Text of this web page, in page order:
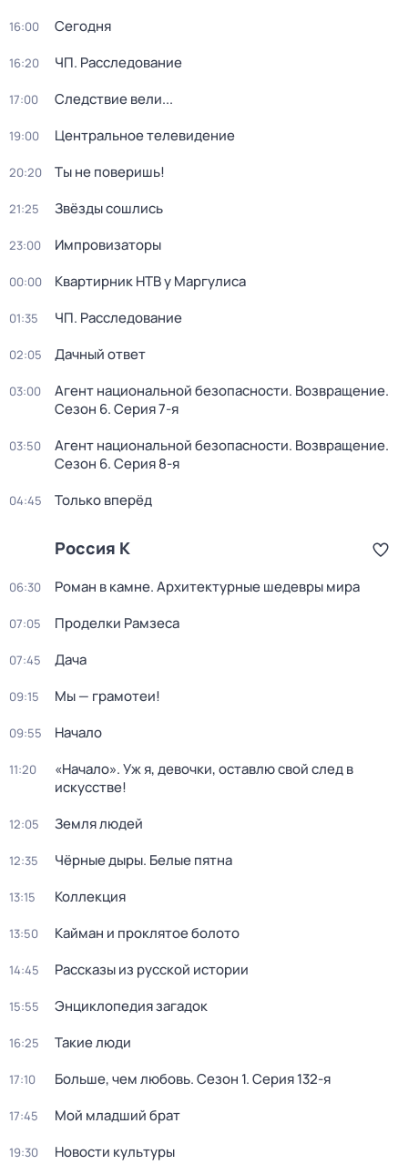
16:00 Сегодня
16:20 ЧП. Расследование
17:00 Следствие вели...
19:00 Центральное телевидение
20:20 Ты не поверишь!
21:25 Звёзды сошлись
23:00 Импровизаторы
00:00 Квартирник НТВ у Маргулиса
01:35 ЧП. Расследование
02:05 Дачный ответ
03:00 Агент национальной безопасности. Возвращение.
Сезон 6. Серия 7-я
03:50 Агент национальной безопасности. Возвращение.
Сезон 6. Серия 8-я
04:45 Только вперёд
Россия К
06:30 Роман в камне. Архитектурные шедевры мира
07:05 Проделки Рамзеса
07:45 Дача
09:15 Мы — грамотеи!
09:55 Начало
11:20
«Начало». Уж я, девочки, оставлю свой след в
искусстве!
12:05 Земля людей
12:35 Чёрные дыры. Белые пятна
13:15 Коллекция
13:50 Кайман и проклятое болото
14:45 Рассказы из русской истории
15:55 Энциклопедия загадок
16:25 Такие люди
17:10 Больше, чем любовь. Сезон 1. Серия 132-я
17:45 Мой младший брат
19:30 Новости культуры